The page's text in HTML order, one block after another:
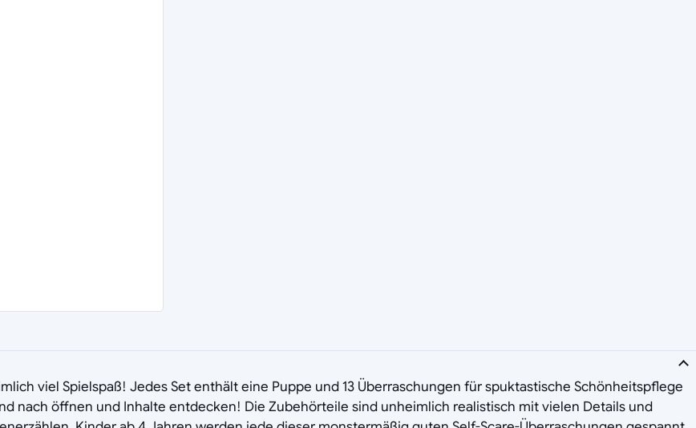
viel Spielspaß! Jedes Set enthält eine Puppe und 13 Überraschungen für spuktastische Schönheitspflege
nach öffnen und Inhalte entdecken! Die Zubehörteile sind unheimlich realistisch mit vielen Details und